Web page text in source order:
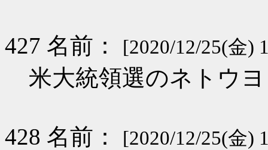
427 名前： [2020/12/25(金)
米大統領選のネトウ
428 名前： [2020/12/25(金)